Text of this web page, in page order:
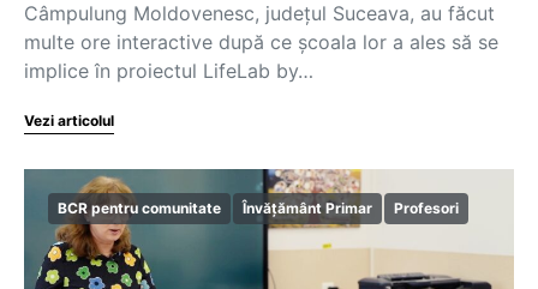
Câmpulung Moldovenesc, județul Suceava, au făcut
multe ore interactive după ce școala lor a ales să se
implice în proiectul LifeLab by…
Vezi articolul
BCR pentru comunitate Învățământ Primar Profesori